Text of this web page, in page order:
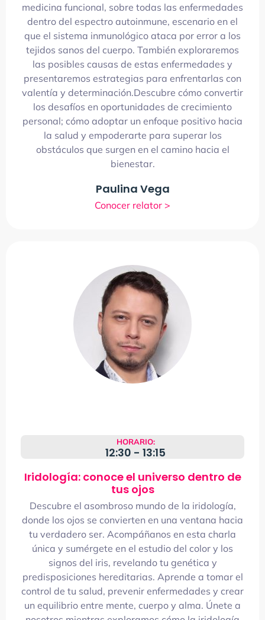
medicina funcional, sobre todas las enfermedades
dentro del espectro autoinmune, escenario en el
que el sistema inmunológico ataca por error a los
tejidos sanos del cuerpo. También exploraremos
las posibles causas de estas enfermedades y
presentaremos estrategias para enfrentarlas con
valentía y determinación.Descubre cómo convertir
los desafíos en oportunidades de crecimiento
personal; cómo adoptar un enfoque positivo hacia
la salud y empoderarte para superar los
obstáculos que surgen en el camino hacia el
bienestar.
Paulina Vega
Conocer relator >
HORARIO:
12:30 - 13:15
Iridología: conoce el universo dentro de
tus ojos
Descubre el asombroso mundo de la iridología,
donde los ojos se convierten en una ventana hacia
tu verdadero ser. Acompáñanos en esta charla
única y sumérgete en el estudio del color y los
signos del iris, revelando tu genética y
predisposiciones hereditarias. Aprende a tomar el
control de tu salud, prevenir enfermedades y crear
un equilibrio entre mente, cuerpo y alma. Únete a